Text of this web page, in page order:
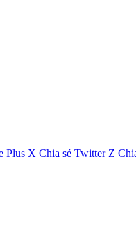
Plus X Chia sẻ Twitter Z